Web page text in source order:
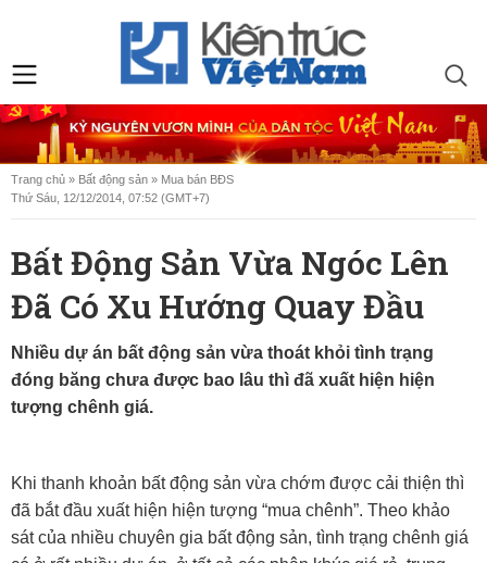
Trang chủ » Bất động sản » Mua bán BĐS
Thứ Sáu, 12/12/2014, 07:52 (GMT+7)
Bất Động Sản Vừa Ngóc Lên
Đã Có Xu Hướng Quay Đầu
Nhiều dự án bất động sản vừa thoát khỏi tình trạng
đóng băng chưa được bao lâu thì đã xuất hiện hiện
tượng chênh giá.
Khi thanh khoản bất động sản vừa chớm được cải thiện thì
đã bắt đầu xuất hiện hiện tượng “mua chênh”. Theo khảo
sát của nhiều chuyên gia bất động sản, tình trạng chênh giá